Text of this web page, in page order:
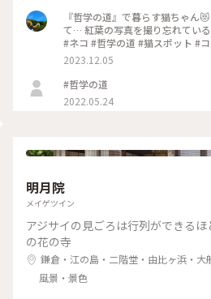
哲学の道 #桜 #お花見 #京都 #春
『哲学の道』で暮らす猫ちゃん
て… 紅葉の写真を撮り忘れていること
#ネコ #哲学の道 #猫スポット #
京都紅葉 #京都散策 #京都 #左
りっぷ京都 #私のことりっぷ旅 #
2023.12.05
#哲学の道
2022.05.24
明月院
メイゲツイン
アジサイの見ごろは行列ができる
の花の寺
鎌倉・江の島・二階堂・由比ヶ浜・大
風景・景色